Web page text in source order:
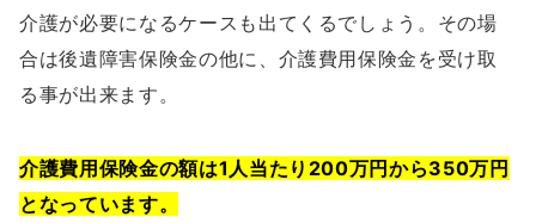
介護が必要になるケースも出てくるでしょう。その場
合は後遺障害保険金の他に、介護費用保険金を受け取
る事が出来ます。
介護費用保険金の額は1人当たり200万円から350万円
となっています。